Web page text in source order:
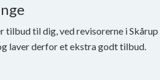
tilbud til dig, ved revisorerne i Skårup
laver derfor et ekstra godt tilbud.